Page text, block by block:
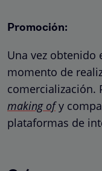
Promoción:
Una vez obtenido
momento de
comercialización.
making ofy
plataformas de